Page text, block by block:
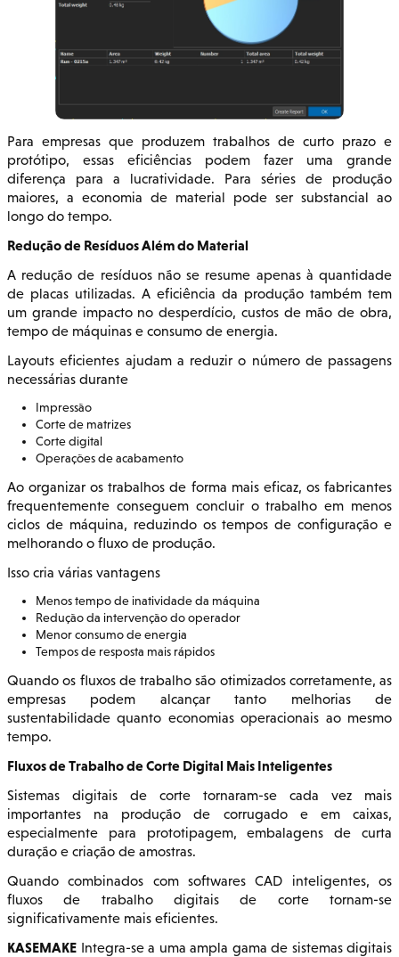
Para empresas que produzem trabalhos de curto prazo e
protótipo, essas eficiências podem fazer uma grande
diferença para a lucratividade. Para séries de produção
maiores, a economia de material pode ser substancial ao
longo do tempo.
Redução de Resíduos Além do Material
A redução de resíduos não se resume apenas à quantidade
de placas utilizadas. A eficiência da produção também tem
um grande impacto no desperdício, custos de mão de obra,
tempo de máquinas e consumo de energia.
Layouts eficientes ajudam a reduzir o número de passagens
necessárias durante
Impressão
Corte de matrizes
Corte digital
Operações de acabamento
Ao organizar os trabalhos de forma mais eficaz, os fabricantes
frequentemente conseguem concluir o trabalho em menos
ciclos de máquina, reduzindo os tempos de configuração e
melhorando o fluxo de produção.
Isso cria várias vantagens
Menos tempo de inatividade da máquina
Redução da intervenção do operador
Menor consumo de energia
Tempos de resposta mais rápidos
Quando os fluxos de trabalho são otimizados corretamente, as
empresas podem alcançar tanto melhorias de
sustentabilidade quanto economias operacionais ao mesmo
tempo.
Fluxos de Trabalho de Corte Digital Mais Inteligentes
Sistemas digitais de corte tornaram-se cada vez mais
importantes na produção de corrugado e em caixas,
especialmente para prototipagem, embalagens de curta
duração e criação de amostras.
Quando combinados com softwares CAD inteligentes, os
fluxos de trabalho digitais de corte tornam-se
significativamente mais eficientes.
KASEMAKE Integra-se a uma ampla gama de sistemas digitais